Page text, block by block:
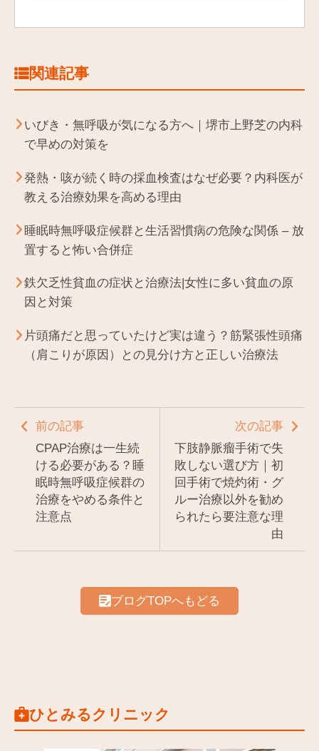
関連記事
いびき・無呼吸が気になる方へ｜堺市上野芝の内科
で早めの対策を
発熱・咳が続く時の採血検査はなぜ必要？内科医が
教える治療効果を高める理由
睡眠時無呼吸症候群と生活習慣病の危険な関係 – 放
置すると怖い合併症
鉄欠乏性貧血の症状と治療法|女性に多い貧血の原
因と対策
片頭痛だと思っていたけど実は違う？筋緊張性頭痛
（肩こりが原因）との見分け方と正しい治療法
前の記事
CPAP治療は一生続
ける必要がある？睡
眠時無呼吸症候群の
治療をやめる条件と
注意点
次の記事
下肢静脈瘤手術で失
敗しない選び方｜初
回手術で焼灼術・グ
ルー治療以外を勧め
られたら要注意な理
由
ブログTOPへもどる
ひとみるクリニック